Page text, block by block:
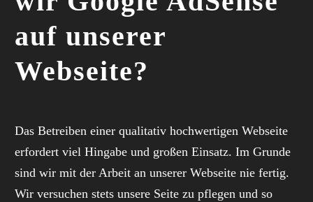
auf unserer
Webseite?
Das Betreiben einer qualitativ hochwertigen Webseite
erfordert viel Hingabe und großen Einsatz. Im Grunde
sind wir mit der Arbeit an unserer Webseite nie fertig.
Wir versuchen stets unsere Seite zu pflegen und so